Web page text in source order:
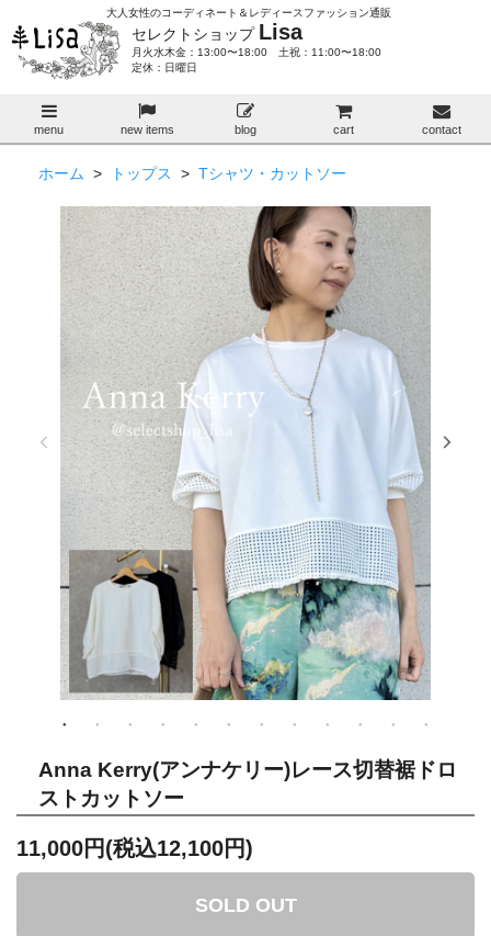
大人女性のコーディネート＆レディースファッション通販
セレクトショップ Lisa
月火水木金：13:00〜18:00 土祝：11:00〜18:00
定休：日曜日
menu new items blog cart contact
ホーム > トップス > Tシャツ・カットソー
Anna Kerry(アンナケリー)レース切替裾ドロ
ストカットソー
11,000円(税込12,100円)
SOLD OUT